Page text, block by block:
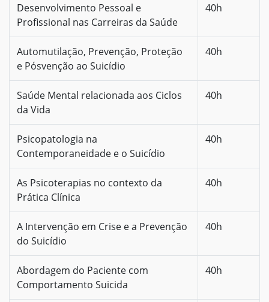
Desenvolvimento Pessoal e
Profissional nas Carreiras da Saúde
40h
Automutilação, Prevenção, Proteção
e Pósvenção ao Suicídio
40h
Saúde Mental relacionada aos Ciclos
da Vida
40h
Psicopatologia na
Contemporaneidade e o Suicídio
40h
As Psicoterapias no contexto da
Prática Clínica
40h
A Intervenção em Crise e a Prevenção
do Suicídio
40h
Abordagem do Paciente com
Comportamento Suicida
40h